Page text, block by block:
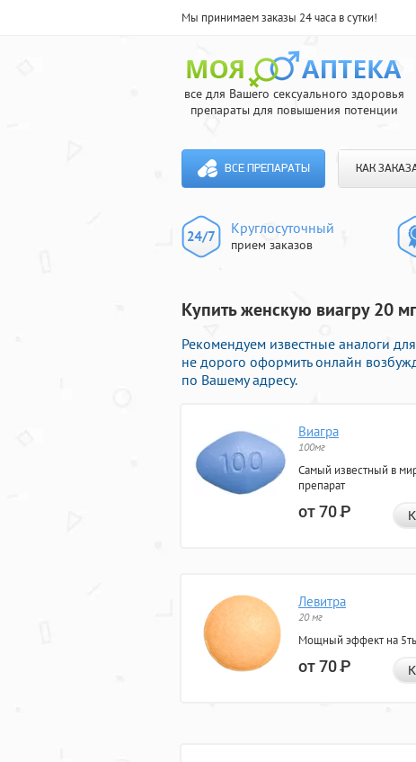
Мы принимаем заказы 24 часа в сутки!
все для Вашего сексуального здоровья
препараты для повышения потенции
ВСЕ ПРЕПАРАТЫ КАК
Круглосуточный
прием заказов
Купить женскую виагру 20
Рекомендуем известные аналоги
не дорого оформить онлайн
по Вашему адресу.
Виагра
100мг
Самый известный в
препарат
от 70Р
Левитра
20 мг
Мощный эффект на 5ть
от 70Р